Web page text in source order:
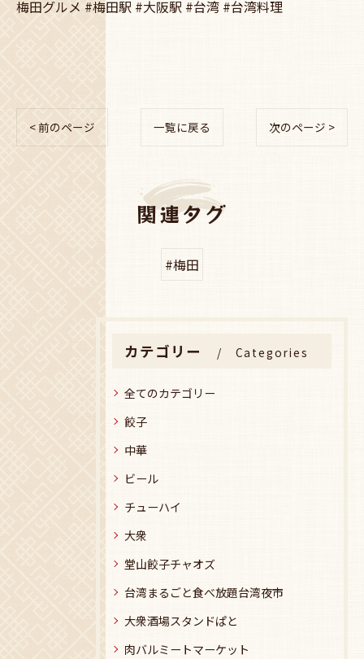
梅田グルメ #梅田駅 #大阪駅 #台湾 #台湾料理
< 前のページ 一覧に戻る 次のページ >
関連タグ
#梅田
カテゴリー Categories
全てのカテゴリー
餃子
中華
ビール
チューハイ
大衆
堂山餃子チャオズ
台湾まるごと食べ放題台湾夜市
大衆酒場スタンドぱと
肉バルミートマーケット